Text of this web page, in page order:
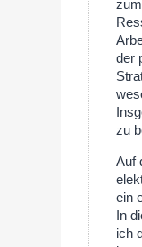
der
zu
Auf
ein
In
ich